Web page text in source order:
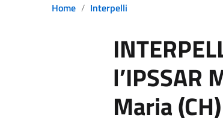
Home Interpelli
l’IPSSAR
Maria (CH)